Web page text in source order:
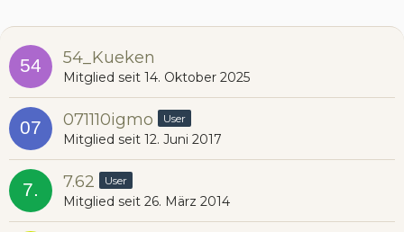
54_Kueken
Mitglied seit 14. Oktober 2025
071110igmo User
Mitglied seit 12. Juni 2017
7.62 User
Mitglied seit 26. März 2014